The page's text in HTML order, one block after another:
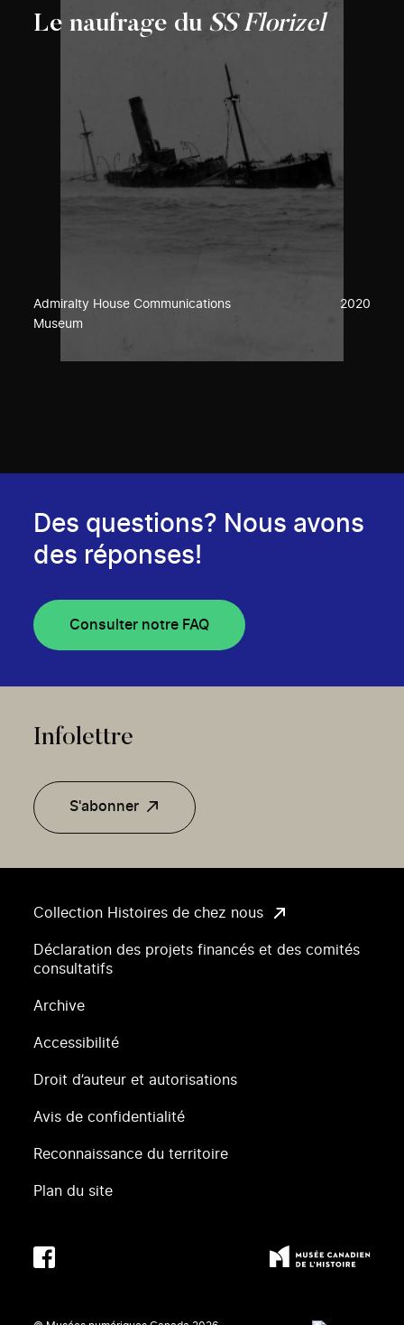
Le naufrage du SS Florizel
Admiralty House Communications
Museum
2020
Collection Histoires de chez nous
Déclaration des projets financés et des comités
consultatifs
Archive
Accessibilité
Droit d’auteur et autorisations
Avis de confidentialité
Reconnaissance du territoire
Plan du site
Des questions? Nous avons
des réponses!
Consulter notre FAQ
Infolettre
S'abonner